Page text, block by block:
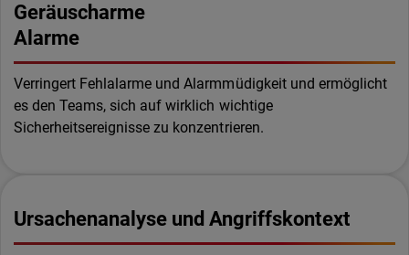
Geräuscharme
Alarme
Verringert Fehlalarme und Alarmmüdigkeit und ermöglicht
es den Teams, sich auf wirklich wichtige
Sicherheitsereignisse zu konzentrieren.
Ursachenanalyse und Angriffskontext